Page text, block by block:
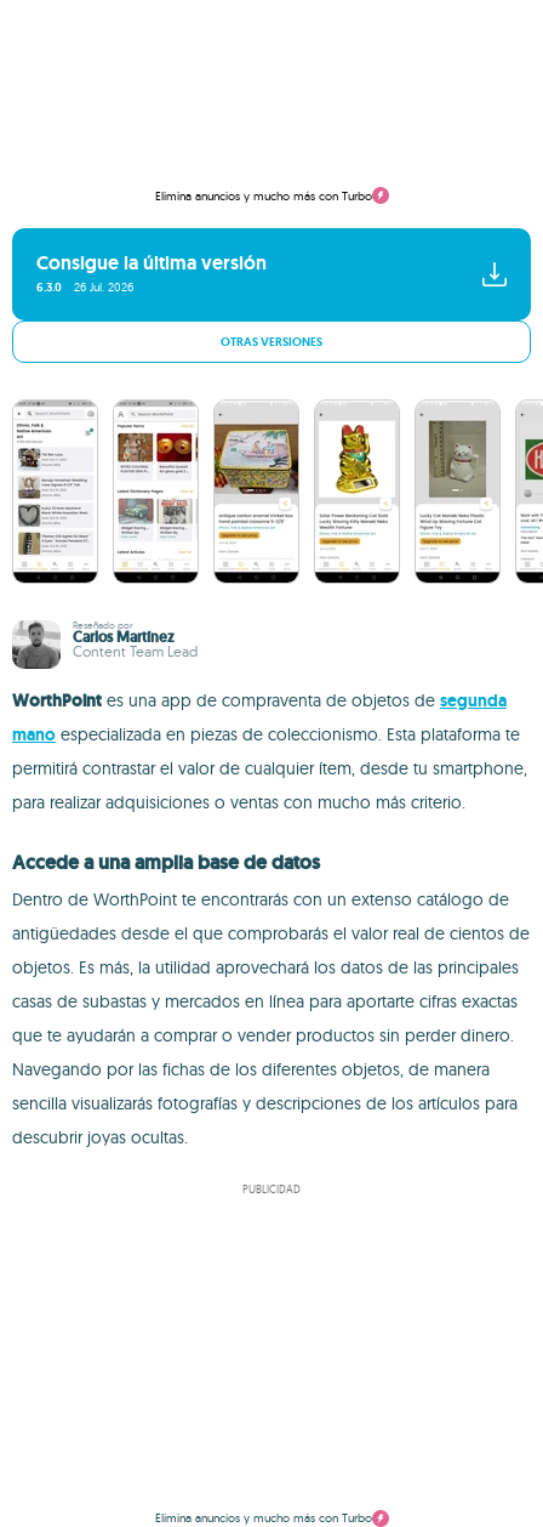
Elimina anuncios y mucho más con Turbo
Consigue la última versión
6.3.0 26 Jul. 2026
OTRAS VERSIONES
Reseñado por
Carlos Martínez
Content Team Lead
WorthPoint es una app de compraventa de objetos de segunda
mano especializada en piezas de coleccionismo. Esta plataforma te
permitirá contrastar el valor de cualquier ítem, desde tu smartphone,
para realizar adquisiciones o ventas con mucho más criterio.
Accede a una amplia base de datos
Dentro de WorthPoint te encontrarás con un extenso catálogo de
antigüedades desde el que comprobarás el valor real de cientos de
objetos. Es más, la utilidad aprovechará los datos de las principales
casas de subastas y mercados en línea para aportarte cifras exactas
que te ayudarán a comprar o vender productos sin perder dinero.
Navegando por las fichas de los diferentes objetos, de manera
sencilla visualizarás fotografías y descripciones de los artículos para
descubrir joyas ocultas.
PUBLICIDAD
Elimina anuncios y mucho más con Turbo